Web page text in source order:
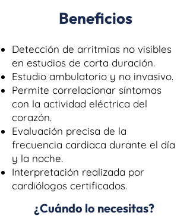
Beneficios
Detección de arritmias no visibles
en estudios de corta duración.
Estudio ambulatorio y no invasivo.
Permite correlacionar síntomas
con la actividad eléctrica del
corazón.
Evaluación precisa de la
frecuencia cardiaca durante el día
y la noche.
Interpretación realizada por
cardiólogos certificados.
¿Cuándo lo necesitas?